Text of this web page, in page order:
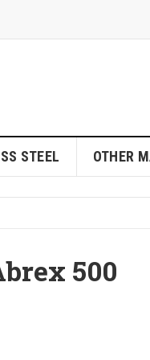
STEEL OTHER
500